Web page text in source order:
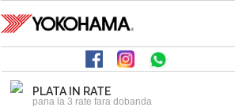
PLATA IN RATE
pana la 3 rate fara dobanda